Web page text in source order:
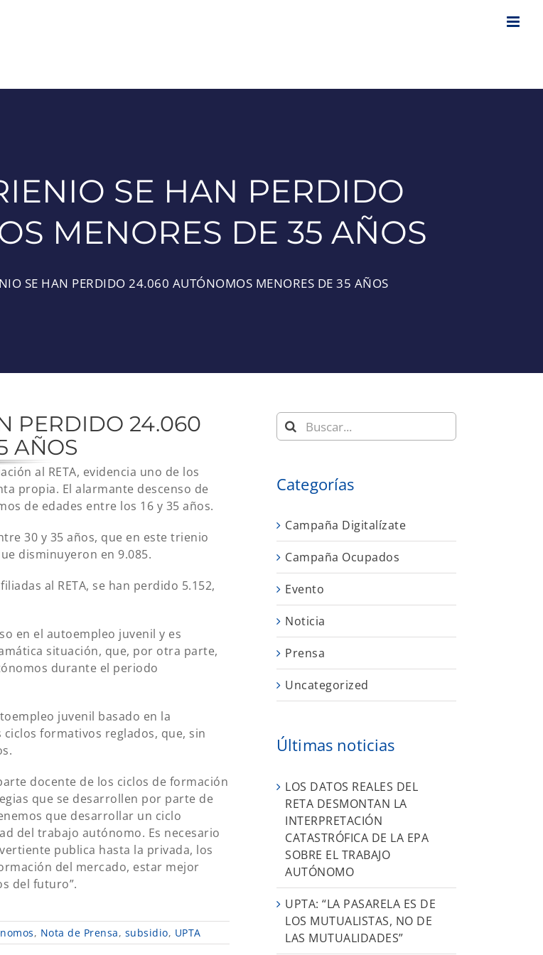
SE HAN PERDIDO
MENORES DE 35 AÑOS
SE HAN PERDIDO 24.060 AUTÓNOMOS MENORES DE 35 AÑOS
PERDIDO 24.060
AÑOS
al RETA, evidencia uno de los
propia. El alarmante descenso de
de edades entre los 16 y 35 años.
30 y 35 años, que en este trienio
disminuyeron en 9.085.
al RETA, se han perdido 5.152,
en el autoempleo juvenil y es
situación, que, por otra parte,
durante el periodo
juvenil basado en la
formativos reglados, que, sin
docente de los ciclos de formación
que se desarrollen por parte de
que desarrollar un ciclo
del trabajo autónomo. Es necesario
publica hasta la privada, los
del mercado, estar mejor
del futuro”.
, Nota de Prensa, subsidio, UPTA
Buscar:
Categorías
Campaña Digitalízate
Campaña Ocupados
Evento
Noticia
Prensa
Uncategorized
Últimas noticias
LOS DATOS REALES DEL
RETA DESMONTAN LA
INTERPRETACIÓN
CATASTRÓFICA DE LA EPA
SOBRE EL TRABAJO
AUTÓNOMO
UPTA: “LA PASARELA ES DE
LOS MUTUALISTAS, NO DE
LAS MUTUALIDADES”